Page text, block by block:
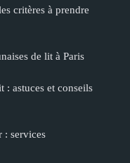
critères à prendre
de lit à Paris
: astuces et conseils
: services